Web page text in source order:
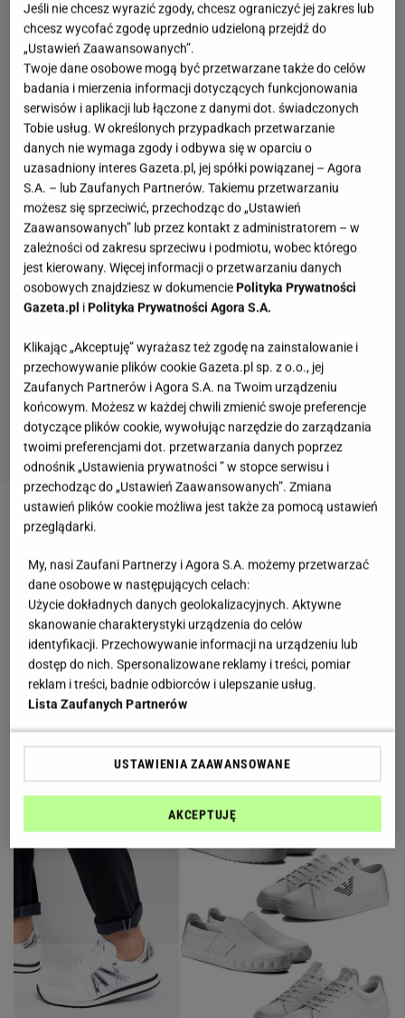
Białesneakersy
sprawdzają się one jesienią i zimą, to podczas
cieplejszych miesięcy będą jak znalazł! Białebuty
sportowe marki Armani są nie tylko wygodne, ale
także niezwykle stylowe. Ich klasyczny design
pasuje praktycznie do każdej stylizacji, a
uniwersalny kolor znakomicie współgra z zestawami
wsportowymstylu. Zobaczcie białe sneakersy
Armani i zainspirujcie się wiosenną kolekcją!
Jeśli nie chcesz wyrazić zgody, chcesz ograniczyć jej zakres lub
chcesz wycofać zgodę uprzednio udzieloną przejdź do
„Ustawień Zaawansowanych”.
Twoje dane osobowe mogą być przetwarzane także do celów
badania i mierzenia informacji dotyczących funkcjonowania
serwisów i aplikacji lub łączone z danymi dot. świadczonych
Tobie usług. W określonych przypadkach przetwarzanie
danych nie wymaga zgody i odbywa się w oparciu o
uzasadniony interes Gazeta.pl, jej spółki powiązanej – Agora
S.A. – lub Zaufanych Partnerów. Takiemu przetwarzaniu
możesz się sprzeciwić, przechodząc do „Ustawień
Zaawansowanych” lub przez kontakt z administratorem – w
zależności od zakresu sprzeciwu i podmiotu, wobec którego
jest kierowany. Więcej informacji o przetwarzaniu danych
osobowych znajdziesz w dokumencie Polityka Prywatności
Gazeta.pl i Polityka Prywatności Agora S.A.
Klikając „Akceptuję” wyrażasz też zgodę na zainstalowanie i
przechowywanie plików cookie Gazeta.pl sp. z o.o., jej
Zaufanych Partnerów i Agora S.A. na Twoim urządzeniu
końcowym. Możesz w każdej chwili zmienić swoje preferencje
dotyczące plików cookie, wywołując narzędzie do zarządzania
twoimi preferencjami dot. przetwarzania danych poprzez
odnośnik „Ustawienia prywatności ” w stopce serwisu i
przechodząc do „Ustawień Zaawansowanych”. Zmiana
ustawień plików cookie możliwa jest także za pomocą ustawień
przeglądarki.
My, nasi Zaufani Partnerzy i Agora S.A. możemy przetwarzać
dane osobowe w następujących celach:
Użycie dokładnych danych geolokalizacyjnych. Aktywne
skanowanie charakterystyki urządzenia do celów
identyfikacji. Przechowywanie informacji na urządzeniu lub
dostęp do nich. Spersonalizowane reklamy i treści, pomiar
reklam i treści, badnie odbiorców i ulepszanie usług.
Lista Zaufanych Partnerów
USTAWIENIA ZAAWANSOWANE
AKCEPTUJĘ